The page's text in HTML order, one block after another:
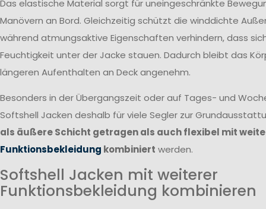
Das elastische Material sorgt für uneingeschränkte
Manövern an Bord. Gleichzeitig schützt die winddichte
während atmungsaktive Eigenschaften verhindern, dass
Feuchtigkeit unter der Jacke stauen. Dadurch bleibt das
längeren Aufenthalten an Deck angenehm.
Besonders in der Übergangszeit oder auf Tages- und
Softshell Jacken deshalb für viele Segler zur
als äußere Schicht getragen als auch flexibel mit
Funktionsbekleidung kombiniert werden.
Softshell Jacken mit weiterer
Funktionsbekleidung kombinieren